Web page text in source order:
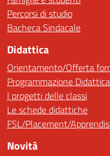
Percorsi di studio
Bacheca Sindacale
Didattica
Orientamento/Offerta
Programmazione Didattica
I progetti delle classi
Le schede didattiche
FSL/Placement/
Novità